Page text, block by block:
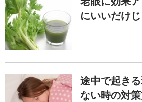
にいいだけじ
途中で起き
ない時の対